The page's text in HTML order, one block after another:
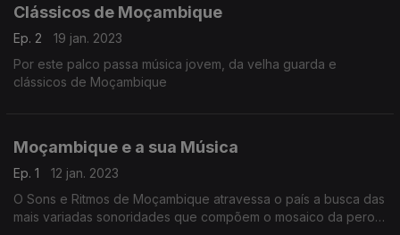
Clássicos de Moçambique
Ep. 2
19 jan. 2023
Por este palco passa música jovem, da velha guarda e
clássicos de Moçambique
Moçambique e a sua Música
Ep. 1
12 jan. 2023
O Sons e Ritmos de Moçambique atravessa o país a busca das
mais variadas sonoridades que compõem o mosaico da perola